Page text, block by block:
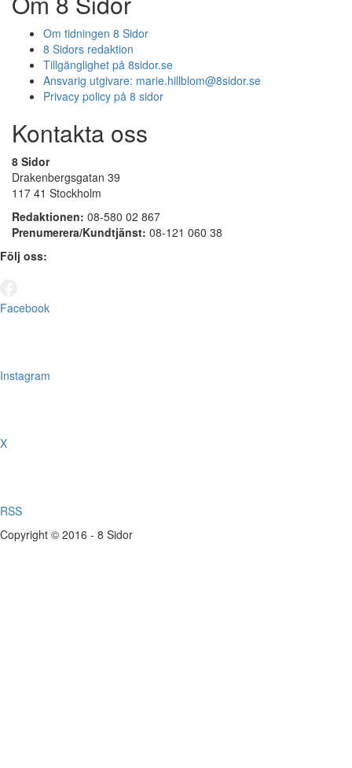
Om tidningen 8 Sidor
8 Sidors redaktion
Tillgänglighet på 8sidor.se
Ansvarig utgivare: marie.hillblom@8sidor.se
Privacy policy på 8 sidor
Kontakta oss
8 Sidor
Drakenbergsgatan 39
117 41 Stockholm
Redaktionen: 08-580 02 867
Prenumerera/Kundtjänst: 08-121 060 38
Följ oss:
Facebook
Instagram
X
RSS
Copyright © 2016 - 8 Sidor